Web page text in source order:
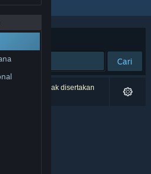
Cari
1 produk tidak disertakan